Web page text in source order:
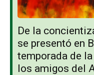
De la
se presentó en
temporada de
los amigos del